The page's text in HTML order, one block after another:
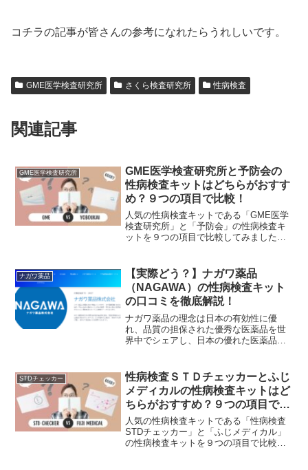
コチラの記事が皆さんの参考になれたらうれしいです。
GME医学検査研究所 さくら検査研究所 性病検査
関連記事
GME医学検査研究所
GME医学検査研究所と予防会の
性病検査キットはどちらがおすす
め？９つの項目で比較！
人気の性病検査キットである「GME医学
検査研究所」と「予防会」の性病検査キ
ットを９つの項目で比較してみました。
配送料」「4.キット受取方法」「5.差出人
名の記載方法」「6.検査結果の日数」「7.
匿名検査の有無」「8.相談の有無」「9.陽
性時の病院紹介」を徹底比較していま
す。両社の良いところ悪いところ包み隠
さずお伝えしていきます。これからどち
らを買おうか迷っている方の参考になれ
ば幸いです。
ナガワ薬品
【実際どう？】ナガワ薬品
（NAGAWA）の性病検査キット
の口コミを徹底解説！
ナガワ薬品の理念は日本の有効性に優
れ、品質の担保された優秀な医薬品を世
界中でシェアし、日本の優れた医薬品
とです。性病検査キットにはいろんな種
類がありますがその中でも人気、金額、
検査方法など実際に使用した方の口コミ
をご紹介したいと思います。
STDチェッカー
性病検査ＳＴＤチェッカーとふじ
メディカルの性病検査キットはど
ちらがおすすめ？９つの項目で比
較！
人気の性病検査キットである「性病検査
STDチェッカー」と「ふじメディカル」
の性病検査キットを９つの項目で比較し